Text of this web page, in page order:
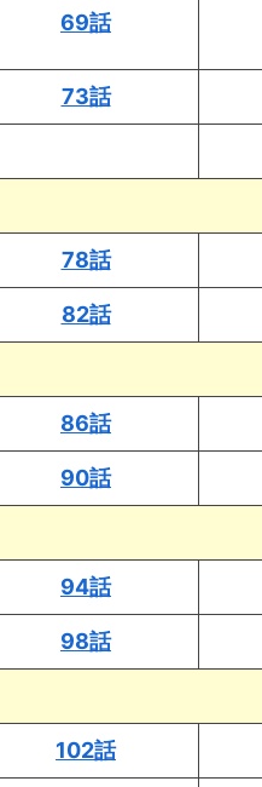
69話
73話
78話
82話
86話
90話
94話
98話
102話